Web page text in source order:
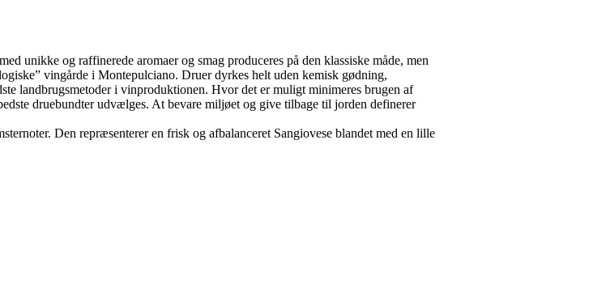
og raffinerede aromaer og smag produceres på den klassiske måde, men
vingårde i Montepulciano. Druer dyrkes helt uden kemisk gødning,
landbrugsmetoder i vinproduktionen. Hvor det er muligt minimeres brugen af
druebundter udvælges. At bevare miljøet og give tilbage til jorden definerer
Den repræsenterer en frisk og afbalanceret Sangiovese blandet med en lille